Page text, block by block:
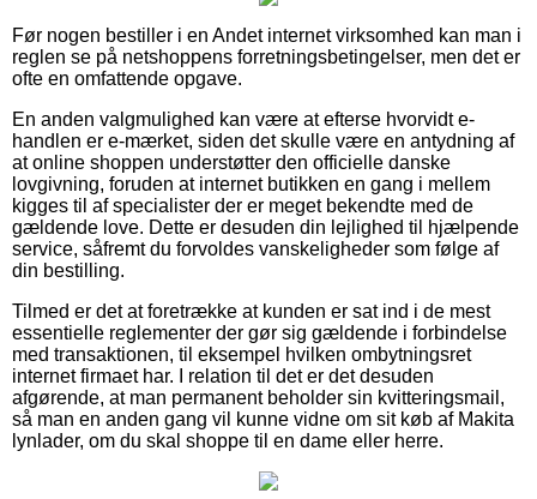
Før nogen bestiller i en Andet internet virksomhed kan man i
reglen se på netshoppens forretningsbetingelser, men det er
ofte en omfattende opgave.
En anden valgmulighed kan være at efterse hvorvidt e-
handlen er e-mærket, siden det skulle være en antydning af
at online shoppen understøtter den officielle danske
lovgivning, foruden at internet butikken en gang i mellem
kigges til af specialister der er meget bekendte med de
gældende love. Dette er desuden din lejlighed til hjælpende
service, såfremt du forvoldes vanskeligheder som følge af
din bestilling.
Tilmed er det at foretrække at kunden er sat ind i de mest
essentielle reglementer der gør sig gældende i forbindelse
med transaktionen, til eksempel hvilken ombytningsret
internet firmaet har. I relation til det er det desuden
afgørende, at man permanent beholder sin kvitteringsmail,
så man en anden gang vil kunne vidne om sit køb af Makita
lynlader, om du skal shoppe til en dame eller herre.